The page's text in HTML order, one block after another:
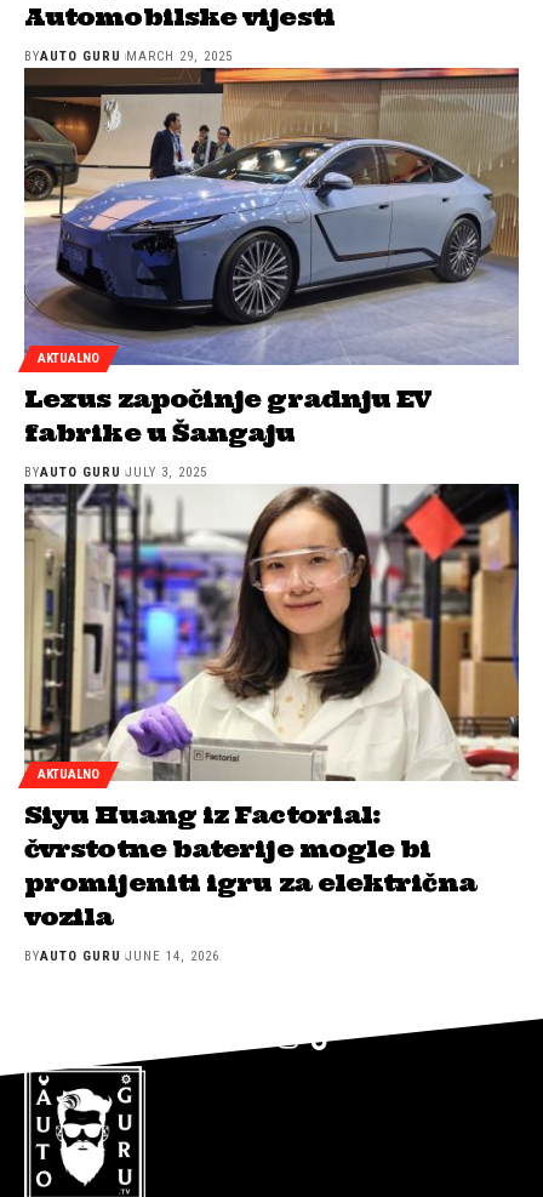
Automobilske vijesti
BYAUTO GURU MARCH 29, 2025
AKTUALNO
Lexus započinje gradnju EV
fabrike u Šangaju
BYAUTO GURU JULY 3, 2025
AKTUALNO
Siyu Huang iz Factorial:
čvrstotne baterije mogle bi
promijeniti igru za električna
vozila
BYAUTO GURU JUNE 14, 2026